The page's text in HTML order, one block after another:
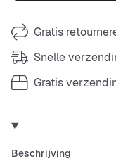
Gratis
Snelle
Gratis
Beschrijving